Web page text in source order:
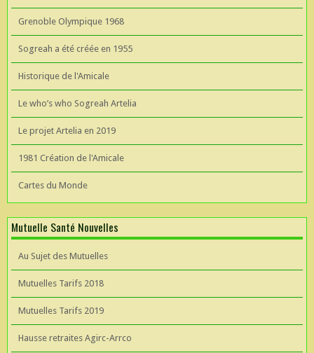
Grenoble Olympique 1968
Sogreah a été créée en 1955
Historique de l'Amicale
Le who’s who Sogreah Artelia
Le projet Artelia en 2019
1981 Création de l'Amicale
Cartes du Monde
Mutuelle Santé Nouvelles
Au Sujet des Mutuelles
Mutuelles Tarifs 2018
Mutuelles Tarifs 2019
Hausse retraites Agirc-Arrco